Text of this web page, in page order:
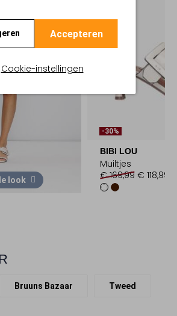
Accepteren
Cookie-instellingen
look
-30%
BIBI LOU
Muiltjes
€ 169,99 € 118,99
Bruuns Bazaar Tweed